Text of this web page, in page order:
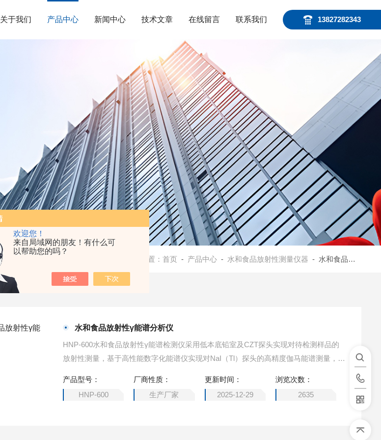
欢迎您！
来自局域网的朋友！有什么可
以帮助您的吗？
13827282343
关于我们 产品中心 新闻中心 技术文章 在线留言 联系我们
当前位置：首页 - 产品中心 - 水和食品放射性测量仪器 - 水和食品放射性γ能谱分析仪
水和食品放射性γ能谱分析仪
HNP-600水和食品放射性γ能谱检测仪采用低本底铅室及CZT探头实现对待检测样品的
放射性测量，基于高性能数字化能谱仪实现对NaI（Tl）探头的高精度伽马能谱测量，通
实现对检测样品中放射性核素的识别与放射性比活度的测量分析。 [水和食品放射性γ能
谱分析仪]γ放射性核素：131I，134Cs，137Cs，60Co，129I
产品型号：
HNP-600
厂商性质：
生产厂家
更新时间：
2025-12-29
浏览次数：
2635